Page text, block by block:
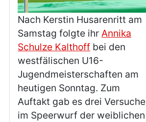
Nach Kerstin Husarenritt am
Samstag folgte ihrAnnika
Schulze Kalthoff bei den
westfälischen U16-
Jugendmeisterschaften am
heutigen Sonntag. Zum
Auftakt gab es drei Versuche
im Speerwurf der weiblichen